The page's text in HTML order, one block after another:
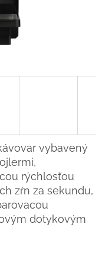
vybavený
rýchlosťou
zŕn za sekundu,
dotykovým